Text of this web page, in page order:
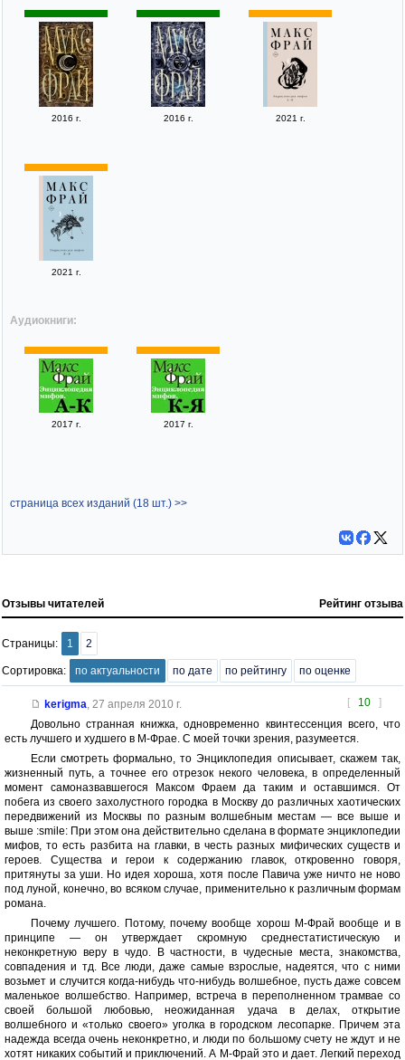
2016 г. 2016 г. 2021 г.
2021 г.
Аудиокниги:
2017 г. 2017 г.
страница всех изданий (18 шт.) >>
Отзывы читателей Рейтинг отзыва
Страницы: 1 2
Сортировка: по актуальности по дате по рейтингу по оценке
[ 10 ]
kerigma, 27 апреля 2010 г.
Довольно странная книжка, одновременно квинтессенция всего, что
есть лучшего и худшего в М-Фрае. С моей точки зрения, разумеется.
Если смотреть формально, то Энциклопедия описывает, скажем так,
жизненный путь, а точнее его отрезок некого человека, в определенный
момент самоназвавшегося Максом Фраем да таким и оставшимся. От
побега из своего захолустного городка в Москву до различных хаотических
передвижений из Москвы по разным волшебным местам — все выше и
выше :smile: При этом она действительно сделана в формате энциклопедии
мифов, то есть разбита на главки, в честь разных мифических существ и
героев. Существа и герои к содержанию главок, откровенно говоря,
притянуты за уши. Но идея хороша, хотя после Павича уже ничто не ново
под луной, конечно, во всяком случае, применительно к различным формам
романа.
Почему лучшего. Потому, почему вообще хорош М-Фрай вообще и в
принципе — он утверждает скромную среднестатистическую и
неконкретную веру в чудо. В частности, в чудесные места, знакомства,
совпадения и тд. Все люди, даже самые взрослые, надеятся, что с ними
возьмет и случится когда-нибудь что-нибудь волшебное, пусть даже совсем
маленькое волшебство. Например, встреча в переполненном трамвае со
своей большой любовью, неожиданная удача в делах, открытие
волшебного и «только своего» уголка в городском лесопарке. Причем эта
надежда всегда очень неконкретно, и люди по большому счету не ждут и не
хотят никаких событий и приключений. А М-Фрай это и дает. Легкий переход